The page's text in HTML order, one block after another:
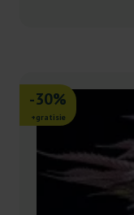
-30%
+gratisie